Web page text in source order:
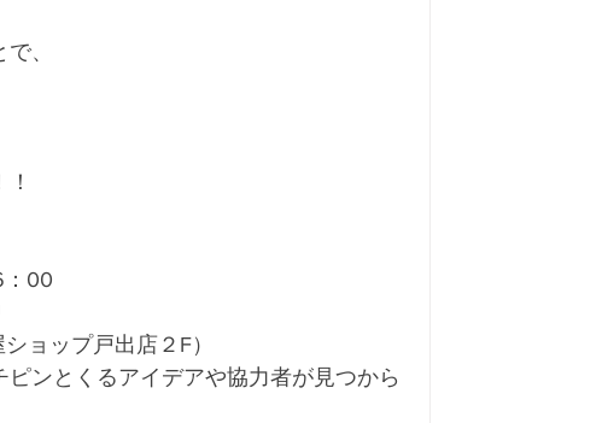
、
：00
ョップ戸出店２F）
ンとくるアイデアや協力者が見つから